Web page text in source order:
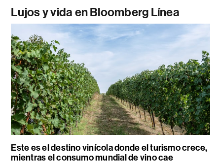
Lujos y vida en Bloomberg Línea
Este es el destino vinícola donde el turismo crece,
mientras el consumo mundial de vino cae